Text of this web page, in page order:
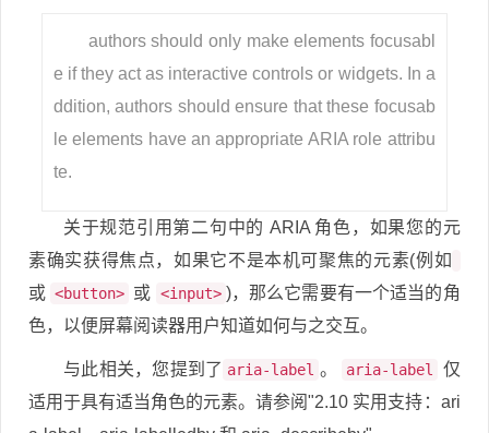
authors should only make elements focusabl
e if they act as interactive controls or widgets. In a
ddition, authors should ensure that these focusab
le elements have an appropriate ARIA role attribu
te.
关于规范引用第二句中的 ARIA 角色，如果您的元
素确实获得焦点，如果它不是本机可聚焦的元素(例如
或 <button> 或 <input> )，那么它需要有一个适当的角
色，以便屏幕阅读器用户知道如何与之交互。
与此相关，您提到了 aria-label 。 aria-label
仅
适用于具有适当角色的元素。请参阅"2.10 实用支持：ari